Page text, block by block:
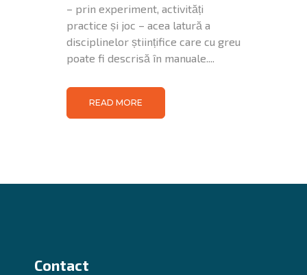
– prin experiment, activități
practice și joc – acea latură a
disciplinelor științifice care cu greu
poate fi descrisă în manuale....
READ MORE
Contact